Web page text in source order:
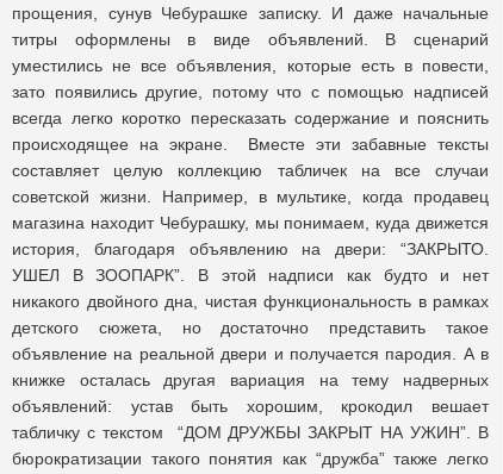
прощения, сунув Чебурашке записку. И даже начальные
титры оформлены в виде объявлений. В сценарий
уместились не все объявления, которые есть в повести,
зато появились другие, потому что с помощью надписей
всегда легко коротко пересказать содержание и пояснить
происходящее на экране. Вместе эти забавные тексты
составляет целую коллекцию табличек на все случаи
советской жизни. Например, в мультике, когда продавец
магазина находит Чебурашку, мы понимаем, куда движется
история, благодаря объявлению на двери: “ЗАКРЫТО.
УШЕЛ В ЗООПАРК”. В этой надписи как будто и нет
никакого двойного дна, чистая функциональность в рамках
детского сюжета, но достаточно представить такое
объявление на реальной двери и получается пародия. А в
книжке осталась другая вариация на тему надверных
объявлений: устав быть хорошим, крокодил вешает
табличку с текстом “ДОМ ДРУЖБЫ ЗАКРЫТ НА УЖИН”. В
бюрократизации такого понятия как “дружба” также легко